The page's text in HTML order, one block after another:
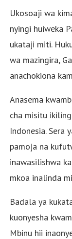
Ukosoaji wa
nyingi huiweka
ukataji miti.
wa mazingira,
anachokiona
Anasema
cha misitu
Indonesia. Sera
pamoja na
inawasilishwa
mkoa inalinda
Badala ya
kuonyesha
Mbinu hii